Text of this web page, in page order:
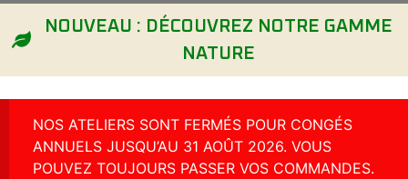
NOUVEAU : DÉCOUVREZ NOTRE GAMME
NATURE
NOS ATELIERS SONT FERMÉS POUR CONGÉS
ANNUELS JUSQU’AU 31 AOÛT 2026. VOUS
POUVEZ TOUJOURS PASSER VOS COMMANDES.